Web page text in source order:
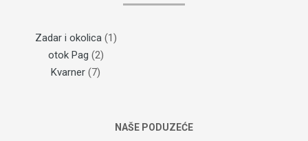
Zadar i okolica (1)
otok Pag (2)
Kvarner (7)
NAŠE PODUZEĆE